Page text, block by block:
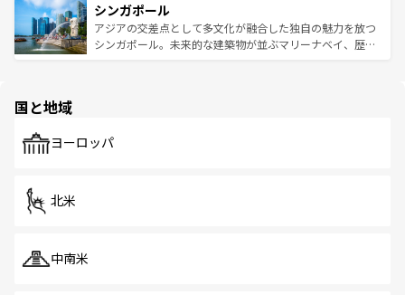
参照してほしい。
激する。気候は一年中温暖で、どの季節にも異なる楽しみ
が待っている。親しみやすいタイの人々、仏教を中心とし
た文化、そして多様な観光資源が、訪れる旅人を魅了し続
み、どこを訪れても感動するはず。観光スポットが密集し
ており、効率よく見どころを回れるのも魅力。息をのむよ
うな絶景から文化的な体験まで、香港を存分に楽しみ尽く
シンガポール
アジアの交差点として多文化が融合した独自の魅力を放つ
シンガポール。未来的な建築物が並ぶマリーナベイ、歴史
で、ホーカーズは地元の風情を楽しめる外せないスポット
国と地域
ヨーロッパ
北米
中南米